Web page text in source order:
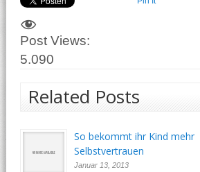
Post Views:
5.090
Related Posts
So bekommt ihr Kind mehr
Selbstvertrauen
Januar 13, 2013